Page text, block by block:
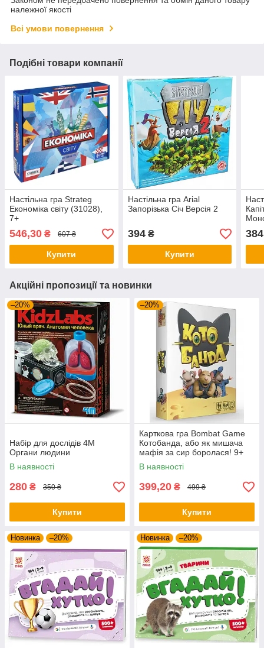
належної якості
Всі умови повернення
Подібні товари компанії
Настільна гра Strateg
Економіка світу (31028),
7+
546,30 ₴ 607 ₴
Купити
Настільна гра Arial
Запорізька Січ Версія 2
394₴
Купити
384
Акційні пропозиції та новинки
–20%
Набір для дослідів 4M
Органи людини
В наявності
280 ₴ 350 ₴
Купити
–20%
Карткова гра Bombat Game
Котобанда, або як мишача
мафія за сир боролася! 9+
В наявності
399,20 ₴ 499 ₴
Купити
Новинка –20% Новинка –20%